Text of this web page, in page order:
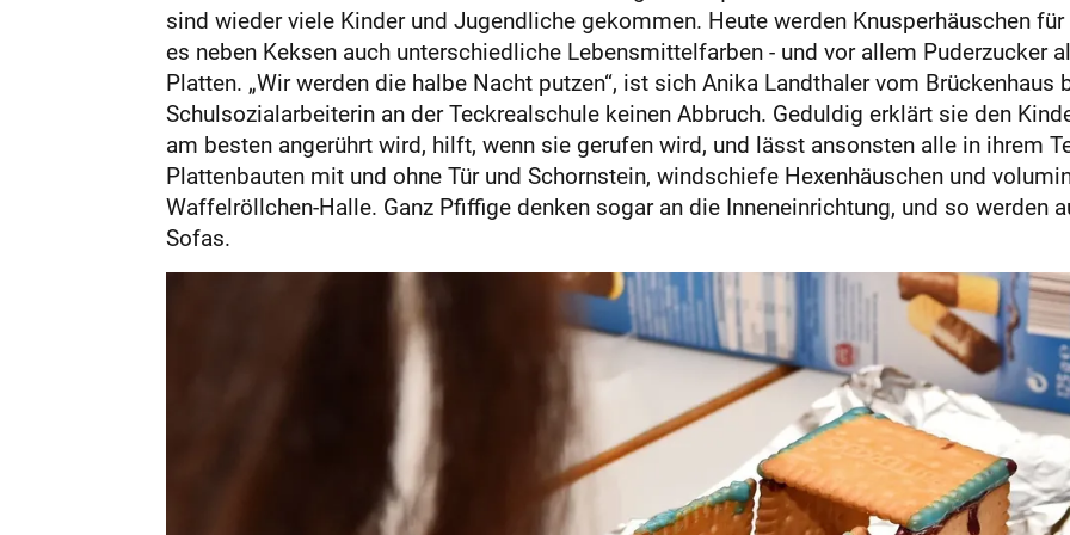
sind wieder viele Kinder und Jugendliche gekommen. Heute werden Knusperhäuschen
es neben Keksen auch unterschiedliche Lebensmittelfarben - und vor allem Puderzucker
Platten. „Wir werden die halbe Nacht putzen“, ist sich Anika Landthaler vom Brückenhaus
Schulsozialarbeiterin an der Teckrealschule keinen Abbruch. Geduldig erklärt sie den
am besten angerührt wird, hilft, wenn sie gerufen wird, und lässt ansonsten alle in ihrem
Plattenbauten mit und ohne Tür und Schornstein, windschiefe Hexenhäuschen und
Waffelröllchen-Halle. Ganz Pfiffige denken sogar an die Inneneinrichtung, und so werden
Sofas.